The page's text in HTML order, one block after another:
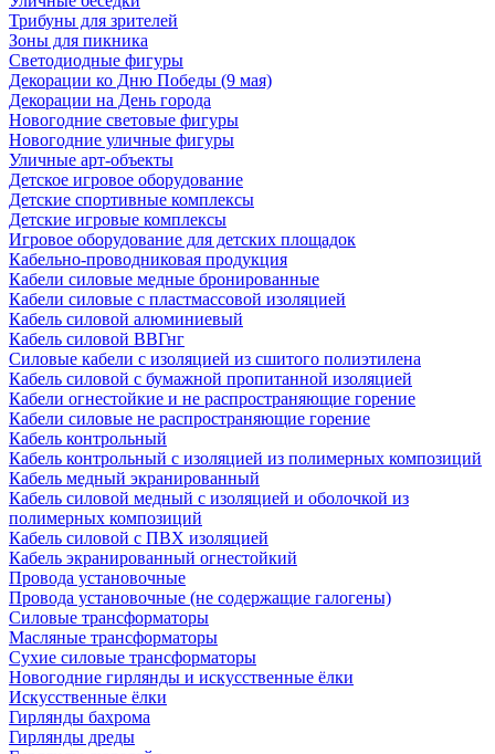
Трибуны для зрителей
Зоны для пикника
Светодиодные фигуры
Декорации ко Дню Победы (9 мая)
Декорации на День города
Новогодние световые фигуры
Новогодние уличные фигуры
Уличные арт-объекты
Детское игровое оборудование
Детские спортивные комплексы
Детские игровые комплексы
Игровое оборудование для детских площадок
Кабельно-проводниковая продукция
Кабели силовые медные бронированные
Кабели силовые с пластмассовой изоляцией
Кабель силовой алюминиевый
Кабель силовой ВВГнг
Силовые кабели с изоляцией из сшитого полиэтилена
Кабель силовой с бумажной пропитанной изоляцией
Кабели огнестойкие и не распространяющие горение
Кабели силовые не распространяющие горение
Кабель контрольный
Кабель контрольный с изоляцией из полимерных композиций
Кабель медный экранированный
Кабель силовой медный с изоляцией и оболочкой из
полимерных композиций
Кабель силовой с ПВХ изоляцией
Кабель экранированный огнестойкий
Провода установочные
Провода установочные (не содержащие галогены)
Силовые трансформаторы
Масляные трансформаторы
Сухие силовые трансформаторы
Новогодние гирлянды и искусственные ёлки
Искусственные ёлки
Гирлянды бахрома
Гирлянды дреды